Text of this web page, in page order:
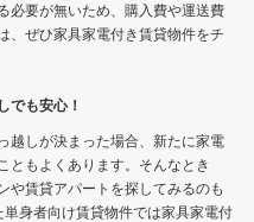
必要が無いため、購入費や運送費
、ぜひ家具家電付き賃貸物件をチ
でも安心！
越しが決まった場合、新たに家電
もよくあります。そんなとき
や賃貸アパートを探してみるのも
身者向け賃貸物件では家具家電付